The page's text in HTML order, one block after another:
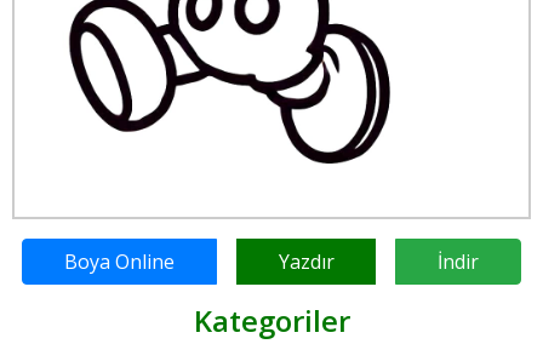
Boya Online Yazdır İndir
Kategoriler